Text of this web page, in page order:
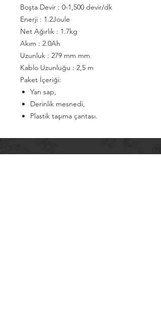
Boşta Devir : 0-1,500 devir/dk
Enerji : 1.2Joule
Net Ağırlık : 1.7kg
Akım : 2.0Ah
Uzunluk : 279 mm mm
Kablo Uzunluğu : 2,5 m
Paket İçeriği:
Yan sap,
Derinlik mesnedi,
Plastik taşıma çantası.